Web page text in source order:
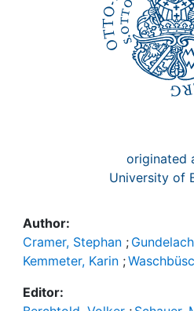
originated
University of
Author:
Cramer, Stephan ;
Kemmeter, Karin ;
Editor: